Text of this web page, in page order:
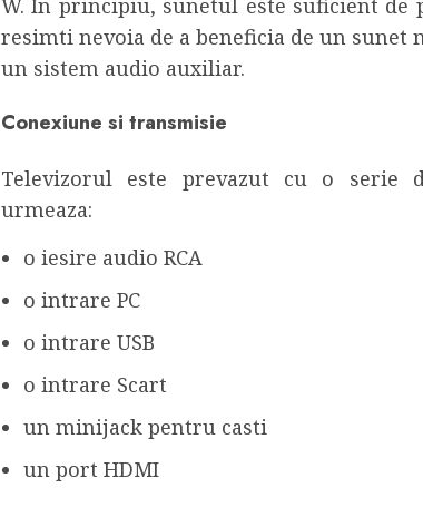
resimti nevoia de a beneficia de un sunet
un sistem audio auxiliar.
Conexiune si transmisie
Televizorul este prevazut cu o serie
urmeaza:
o iesire audio RCA
o intrare PC
o intrare USB
o intrare Scart
un minijack pentru casti
un port HDMI